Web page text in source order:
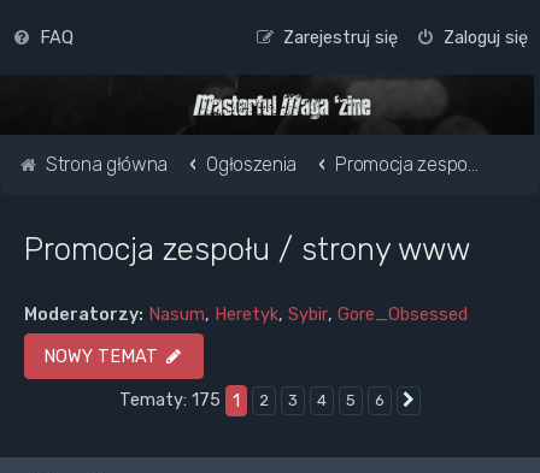
FAQ Zaloguj się
Zarejestruj się
Strona główna Ogłoszenia Promocja zespołu / strony www
Promocja zespołu / strony www
Moderatorzy: Nasum, Heretyk, Sybir, Gore_Obsessed
NOWY TEMAT
Tematy: 175
1 2 3 4 5 6